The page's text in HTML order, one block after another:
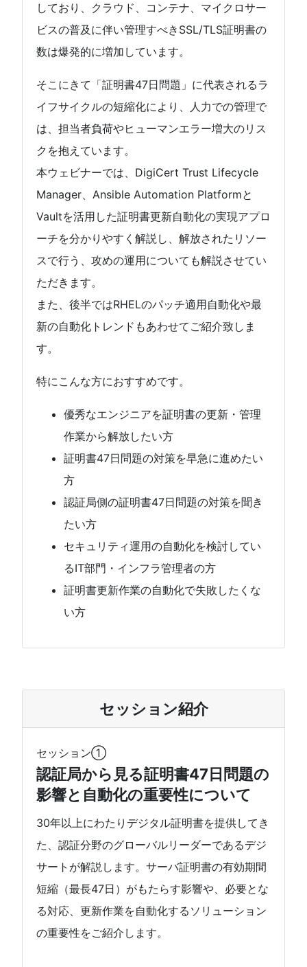
しており、クラウド、コンテナ、マイクロサー
ビスの普及に伴い管理すべきSSL/TLS証明書の
数は爆発的に増加しています。
そこにきて「証明書47日問題」に代表されるラ
イフサイクルの短縮化により、人力での管理で
は、担当者負荷やヒューマンエラー増大のリス
クを抱えています。
本ウェビナーでは、DigiCert Trust Lifecycle
Manager、Ansible Automation Platformと
Vaultを活用した証明書更新自動化の実現アプロ
ーチを分かりやすく解説し、解放されたリソー
スで行う、攻めの運用についても解説させてい
ただきます。
また、後半ではRHELのパッチ適用自動化や最
新の自動化トレンドもあわせてご紹介致しま
す。
特にこんな方におすすめです。
優秀なエンジニアを証明書の更新・管理
作業から解放したい方
証明書47日問題の対策を早急に進めたい
方
認証局側の証明書47日問題の対策を聞き
たい方
セキュリティ運用の自動化を検討してい
るIT部門・インフラ管理者の方
証明書更新作業の自動化で失敗したくな
い方
セッション紹介
セッション①
認証局から見る証明書47日問題の
影響と自動化の重要性について
30年以上にわたりデジタル証明書を提供してき
た、認証分野のグローバルリーダーであるデジ
サートが解説します。サーバ証明書の有効期間
短縮（最長47日）がもたらす影響や、必要とな
る対応、更新作業を自動化するソリューション
の重要性をご紹介します。